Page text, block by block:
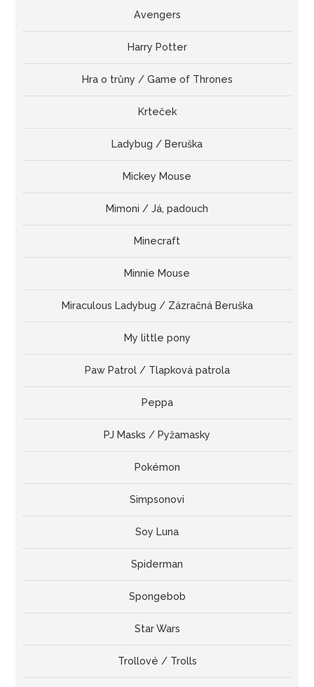
Avengers
Harry Potter
Hra o trůny / Game of Thrones
Krteček
Ladybug / Beruška
Mickey Mouse
Mimoni / Já, padouch
Minecraft
Minnie Mouse
Miraculous Ladybug / Zázračná Beruška
My little pony
Paw Patrol / Tlapková patrola
Peppa
PJ Masks / Pyžamasky
Pokémon
Simpsonovi
Soy Luna
Spiderman
Spongebob
Star Wars
Trollové / Trolls